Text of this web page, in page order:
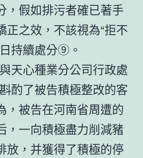
，假如排污者確已著手
正之效，不該視為“拒不
持續處分⑨。
天心種業分公司行政處
酌了被告積極整改的客
，被告在河南省周遭的
，一向積極盡力削減豬
放，并獲得了積極的停